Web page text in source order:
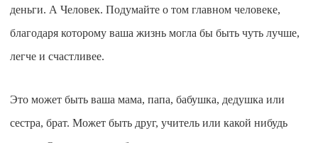
деньги. А Человек. Подумайте о том главном человеке,
благодаря которому ваша жизнь могла бы быть чуть лучше,
легче и счастливее.
Это может быть ваша мама, папа, бабушка, дедушка или
сестра, брат. Может быть друг, учитель или какой нибудь